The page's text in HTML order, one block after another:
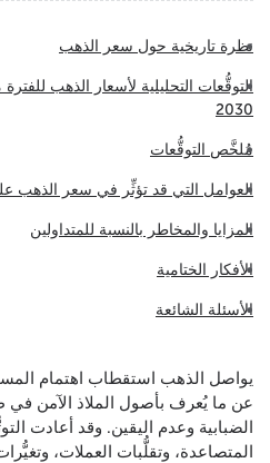
نظرة تاريخية حول سعر الذهب
2030
مُلخَّص التوقُّعات
العوامل التي قد تؤثِّر في سعر الذهب على مدى
المزايا والمخاطر بالنسبة للمتداولين
الأفكار الختامية
الأسئلة الشائعة
يواصل الذهب استقطاب اهتمام
عن ما يُعرف بأصول الملاذ الآمن في
الضبابية وعدم اليقين. وقد أعادت
المتصاعدة، وتقلُّبات العملات،